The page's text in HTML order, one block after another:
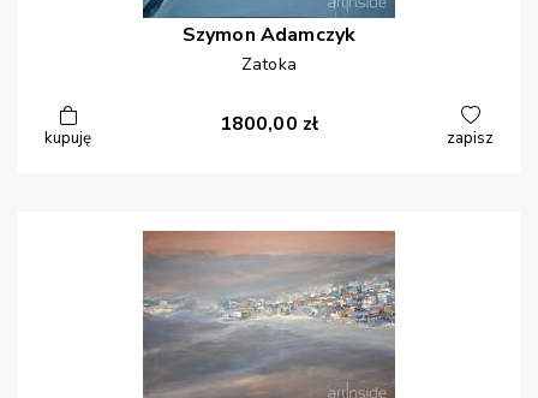
Szymon Adamczyk
Zatoka
kupuję
1800,00 zł
zapisz